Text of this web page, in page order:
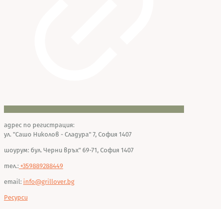
адрес по регистрация:
ул. "Сашо Николов - Сладура" 7, София 1407
шоурум: бул. Черни връх" 69-71, София 1407
тел.: +359889288449
email: info@grillover.bg
Ресурси